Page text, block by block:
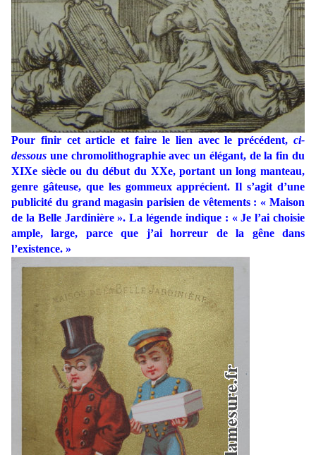
Pour finir cet article et faire le lien avec le précédent, ci-
dessous une chromolithographie avec un élégant, de la fin du
XIXe siècle ou du début du XXe, portant un long manteau,
genre gâteuse, que les gommeux apprécient. Il s’agit d’une
publicité du grand magasin parisien de vêtements : « Maison
de la Belle Jardinière ». La légende indique : « Je l’ai choisie
ample, large, parce que j’ai horreur de la gêne dans
l’existence. »